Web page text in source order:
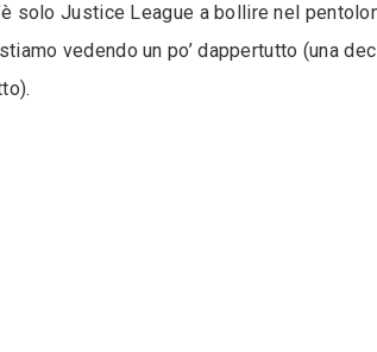
solo Justice League a bollire nel
vedendo un po’ dappertutto (una